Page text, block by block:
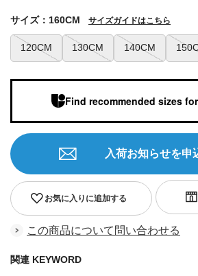
120CM 130CM 140CM
サイズ：160CM サイズガイドはこちら
お気に入りに追加する
入荷お知らせを申
この商品について問い合わせる
関連 KEYWORD
Find recommended sizes